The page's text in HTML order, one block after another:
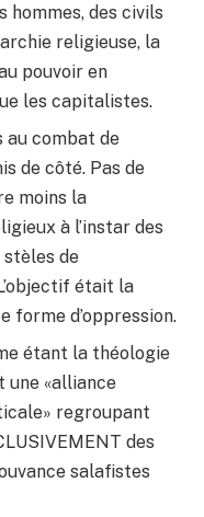
hommes, des civils
religieuse, la
pouvoir en
les capitalistes.
au combat de
de côté. Pas de
moins la
à l’instar des
stèles de
était la
forme d’oppression.
étant la théologie
une «alliance
regroupant
des
salafistes